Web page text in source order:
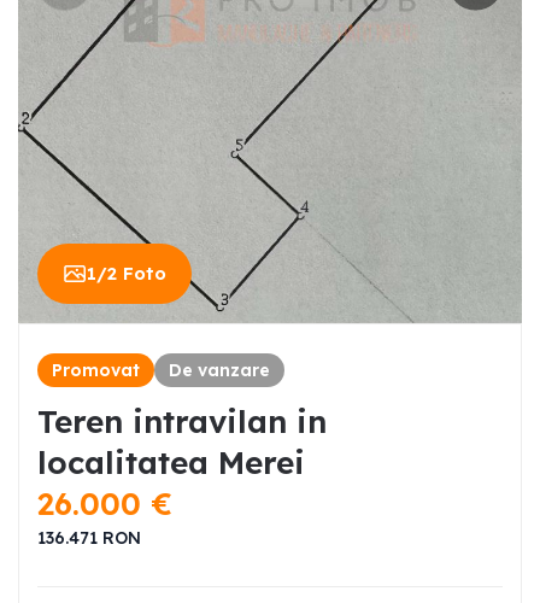
1/2 Foto
Promovat De vanzare
Teren intravilan in
localitatea Merei
26.000 €
136.471 RON